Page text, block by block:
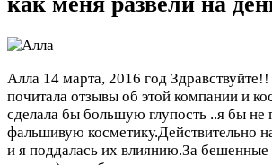
Алла 14 марта, 2016 год
почитала отзывы об этой компании и
сделала бы большую глупость ..я бы не
фальшивую косметику.Действительно
и я поддалась их влиянию.За бешенные